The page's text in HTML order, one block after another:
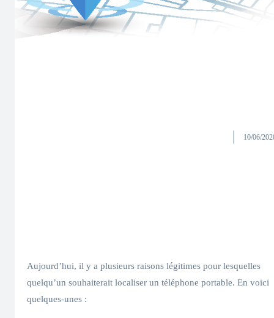
10/06/
Aujourd’hui, il y a plusieurs raisons légitimes pour lesquelles
quelqu’un souhaiterait localiser un téléphone portable. En voici
quelques-unes :